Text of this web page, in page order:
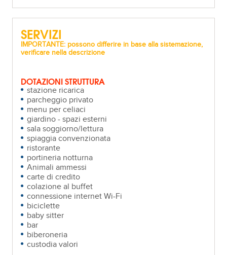
SERVIZI
IMPORTANTE: possono differire in base alla sistemazione,
verificare nella descrizione
DOTAZIONI STRUTTURA
stazione ricarica
parcheggio privato
menu per celiaci
giardino - spazi esterni
sala soggiorno/lettura
spiaggia convenzionata
ristorante
portineria notturna
Animali ammessi
carte di credito
colazione al buffet
connessione internet Wi-Fi
biciclette
baby sitter
bar
biberoneria
custodia valori